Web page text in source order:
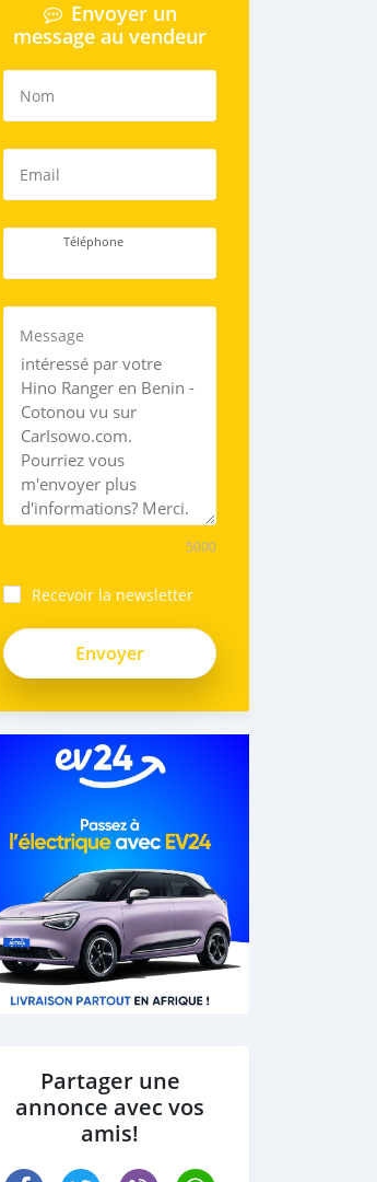
Envoyer un
message au vendeur
Nom
Email
Téléphone
Message
5000
Recevoir la newsletter
Partager une
annonce avec vos
amis!